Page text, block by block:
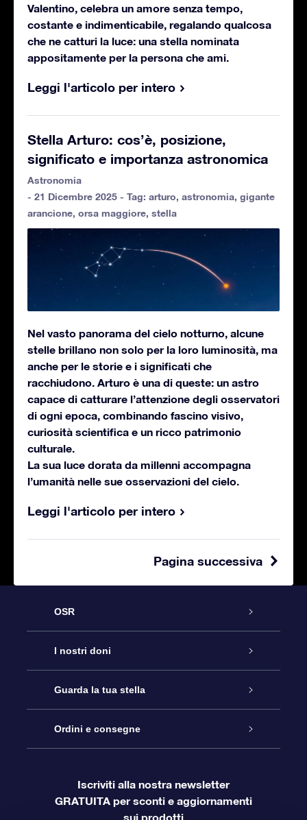
Valentino, celebra un amore senza tempo,
costante e indimenticabile, regalando qualcosa
che ne catturi la luce: una stella nominata
appositamente per la persona che ami.
Leggi l'articolo per intero
Stella Arturo: cos’è, posizione,
significato e importanza astronomica
Astronomia
- 21 Dicembre 2025 - Tag: arturo, astronomia, gigante
arancione, orsa maggiore, stella
Nel vasto panorama del cielo notturno, alcune
stelle brillano non solo per la loro luminosità, ma
anche per le storie e i significati che
racchiudono. Arturo è una di queste: un astro
capace di catturare l’attenzione degli osservatori
di ogni epoca, combinando fascino visivo,
curiosità scientifica e un ricco patrimonio
culturale.
La sua luce dorata da millenni accompagna
l’umanità nelle sue osservazioni del cielo.
Leggi l'articolo per intero
Pagina successiva
OSR
Assistenza
Contattaci
Blog
OSR Recensioni
I nostri doni
Online Star Gift
Pacchetto regalo OSR
Gift Card OSR
Guarda la tua stella
Registro stellare
Star Page personalizzata
Ordini e consegne
Informazioni di Pagamento
Iscriviti alla nostra newsletter
GRATUITA per sconti e aggiornamenti
sui prodotti